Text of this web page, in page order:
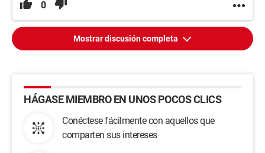
0
Mostrar discusión completa
HÁGASE MIEMBRO EN UNOS POCOS CLICS
Conéctese fácilmente con aquellos que
comparten sus intereses